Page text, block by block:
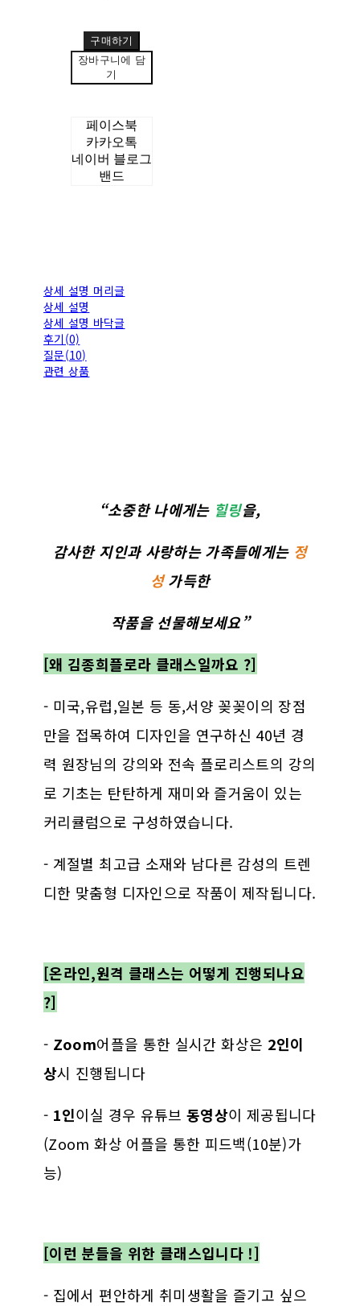
구매하기
장바구니에 담
기
페이스북
카카오톡
네이버 블로그
밴드
상세 설명 머리글
상세 설명
상세 설명 바닥글
후기(0)
질문(10)
관련 상품
“소중한 나에게는 힐링을,
감사한 지인과 사랑하는 가족들에게는 정
성 가득한
작품을 선물해보세요”
[왜 김종희플로라 클래스일까요 ?]
- 미국,유럽,일본 등 동,서양 꽂꽂이의 장점
만을 접목하여 디자인을 연구하신 40년 경
력 원장님의 강의와 전속 플로리스트의 강의
로 기초는 탄탄하게 재미와 즐거움이 있는
커리큘럼으로 구성하였습니다.
- 계절별 최고급 소재와 남다른 감성의 트렌
디한 맞춤형 디자인으로 작품이 제작됩니다.
[온라인,원격 클래스는 어떻게 진행되나요
?]
- Zoom어플을 통한 실시간 화상은 2인이
상시 진행됩니다
- 1인이실 경우 유튜브동영상이 제공됩니다
(Zoom 화상 어플을 통한 피드백(10분)가
능)
[이런 분들을 위한 클래스입니다 !]
- 집에서 편안하게 취미생활을 즐기고 싶으